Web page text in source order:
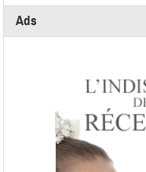
Ads